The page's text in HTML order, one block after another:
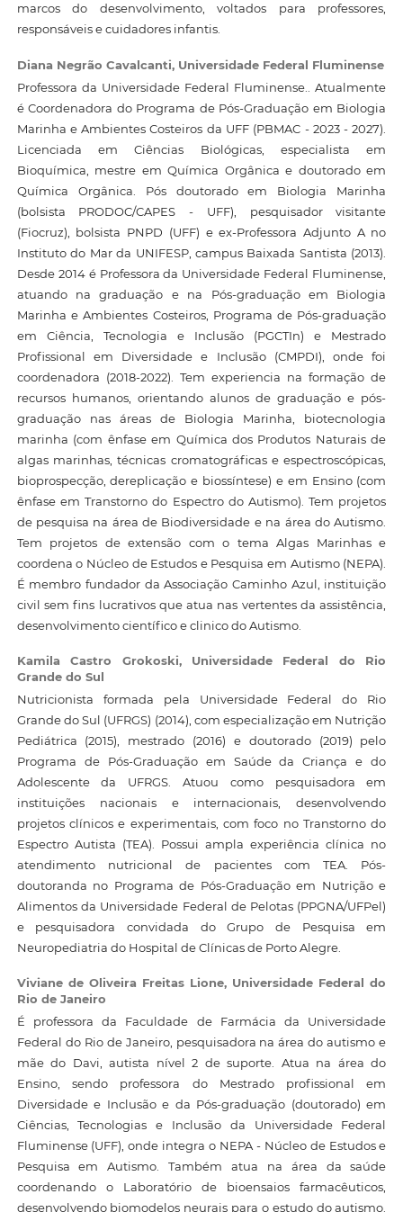
marcos do desenvolvimento, voltados para professores,
responsáveis e cuidadores infantis.
Diana Negrão Cavalcanti, Universidade Federal Fluminense
Professora da Universidade Federal Fluminense.. Atualmente
é Coordenadora do Programa de Pós-Graduação em Biologia
Marinha e Ambientes Costeiros da UFF (PBMAC - 2023 - 2027).
Licenciada em Ciências Biológicas, especialista em
Bioquímica, mestre em Química Orgânica e doutorado em
Química Orgânica. Pós doutorado em Biologia Marinha
(bolsista PRODOC/CAPES - UFF), pesquisador visitante
(Fiocruz), bolsista PNPD (UFF) e ex-Professora Adjunto A no
Instituto do Mar da UNIFESP, campus Baixada Santista (2013).
Desde 2014 é Professora da Universidade Federal Fluminense,
atuando na graduação e na Pós-graduação em Biologia
Marinha e Ambientes Costeiros, Programa de Pós-graduação
em Ciência, Tecnologia e Inclusão (PGCTIn) e Mestrado
Profissional em Diversidade e Inclusão (CMPDI), onde foi
coordenadora (2018-2022). Tem experiencia na formação de
recursos humanos, orientando alunos de graduação e pós-
graduação nas áreas de Biologia Marinha, biotecnologia
marinha (com ênfase em Química dos Produtos Naturais de
algas marinhas, técnicas cromatográficas e espectroscópicas,
bioprospecção, dereplicação e biossíntese) e em Ensino (com
ênfase em Transtorno do Espectro do Autismo). Tem projetos
de pesquisa na área de Biodiversidade e na área do Autismo.
Tem projetos de extensão com o tema Algas Marinhas e
coordena o Núcleo de Estudos e Pesquisa em Autismo (NEPA).
É membro fundador da Associação Caminho Azul, instituição
civil sem fins lucrativos que atua nas vertentes da assistência,
desenvolvimento científico e clinico do Autismo.
Kamila Castro Grokoski, Universidade Federal do Rio
Grande do Sul
Nutricionista formada pela Universidade Federal do Rio
Grande do Sul (UFRGS) (2014), com especialização em Nutrição
Pediátrica (2015), mestrado (2016) e doutorado (2019) pelo
Programa de Pós-Graduação em Saúde da Criança e do
Adolescente da UFRGS. Atuou como pesquisadora em
instituições nacionais e internacionais, desenvolvendo
projetos clínicos e experimentais, com foco no Transtorno do
Espectro Autista (TEA). Possui ampla experiência clínica no
atendimento nutricional de pacientes com TEA. Pós-
doutoranda no Programa de Pós-Graduação em Nutrição e
Alimentos da Universidade Federal de Pelotas (PPGNA/UFPel)
e pesquisadora convidada do Grupo de Pesquisa em
Neuropediatria do Hospital de Clínicas de Porto Alegre.
Viviane de Oliveira Freitas Lione, Universidade Federal do
Rio de Janeiro
É professora da Faculdade de Farmácia da Universidade
Federal do Rio de Janeiro, pesquisadora na área do autismo e
mãe do Davi, autista nível 2 de suporte. Atua na área do
Ensino, sendo professora do Mestrado profissional em
Diversidade e Inclusão e da Pós-graduação (doutorado) em
Ciências, Tecnologias e Inclusão da Universidade Federal
Fluminense (UFF), onde integra o NEPA - Núcleo de Estudos e
Pesquisa em Autismo. Também atua na área da saúde
coordenando o Laboratório de bioensaios farmacêuticos,
desenvolvendo biomodelos neurais para o estudo do autismo.